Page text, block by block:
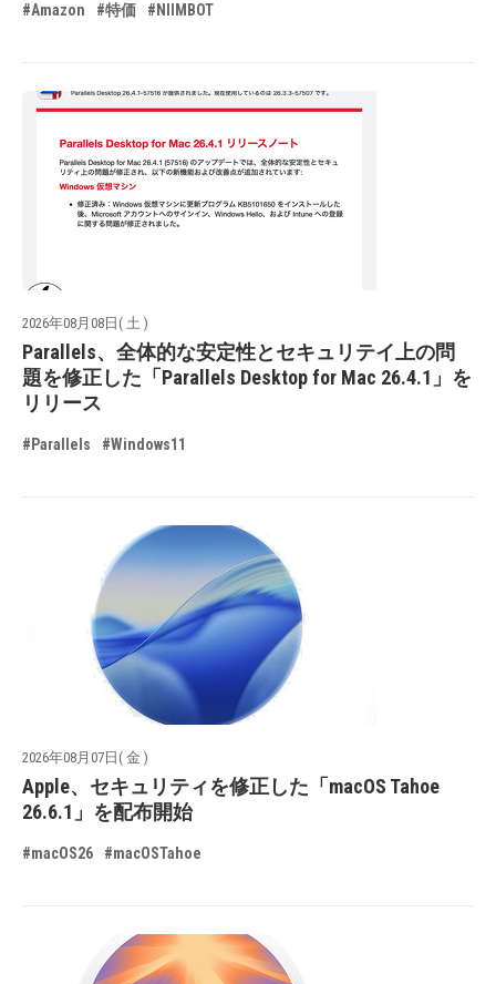
#Amazon #特価 #NIIMBOT
2026年08月08日( 土 )
Parallels、全体的な安定性とセキュリテイ上の問
題を修正した「Parallels Desktop for Mac 26.4.1」を
リリース
#Parallels #Windows11
2026年08月07日( 金 )
Apple、セキュリティを修正した「macOS Tahoe
26.6.1」を配布開始
#macOS26 #macOSTahoe